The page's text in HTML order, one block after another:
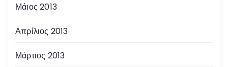
Μάιος 2013
Απρίλιος 2013
Μάρτιος 2013